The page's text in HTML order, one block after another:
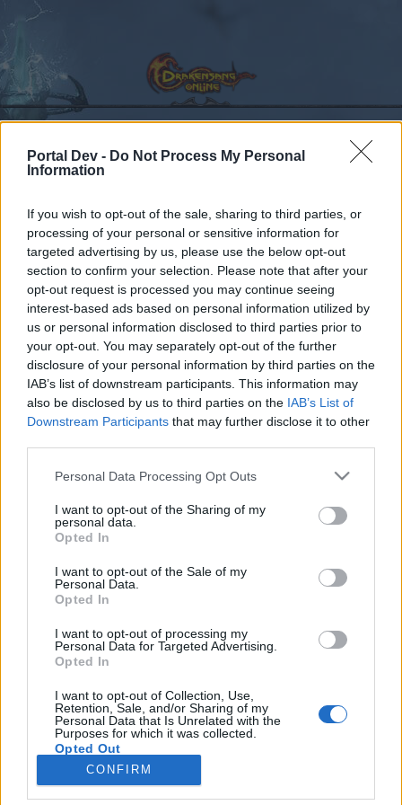
Portal Dev - Do Not Process My Personal
Information
If you wish to opt-out of the sale, sharing to third parties, or
processing of your personal or sensitive information for
targeted advertising by us, please use the below opt-out
section to confirm your selection. Please note that after your
opt-out request is processed you may continue seeing
interest-based ads based on personal information utilized by
us or personal information disclosed to third parties prior to
your opt-out. You may separately opt-out of the further
disclosure of your personal information by third parties on the
IAB’s list of downstream participants. This information may
also be disclosed by us to third parties on the IAB’s List of
Downstream Participants that may further disclose it to other
Personal Data Processing Opt Outs
I want to opt-out of the Sharing of my
personal data.
Opted In
I want to opt-out of the Sale of my
Personal Data.
Opted In
I want to opt-out of processing my
Personal Data for Targeted Advertising.
Opted In
I want to opt-out of Collection, Use,
Retention, Sale, and/or Sharing of my
Personal Data that Is Unrelated with the
Purposes for which it was collected.
Opted Out
CONFIRM
Foren Archiv HQ-Archiv AnkündigungAdventskalender 2019
Mitglieder, denen der Beitrag #5
gefällt
Liebe(r) Forum-Leser/in,
wenn Du in diesem Forum aktiv an den
Gesprächen teilnehmen oder eigene Themen
starten möchtest, musst Du Dich bitte zunächst im
Spiel einloggen. Falls Du noch keinen Spielaccount
besitzt, bitte registriere Dich neu. Wir freuen uns
auf Deinen nächsten Besuch in unserem Forum!
„Zum Spiel“
Thema: Ankündigung
5 Dezember 2019
charlindonnerdose
Foren-Grünschnabel
Beiträge:
4 Dezember 2019
z-Feronia-z
Forenhalbgott
4 Dezember 2019
obbi41
Nachwuchs-Autor , männlich
Beiträge: 67 Zustimmungen: 34 Punkte für Erfolge:
mcdoc
Forenfreak
Foren
Letzte Beiträge
Kalender